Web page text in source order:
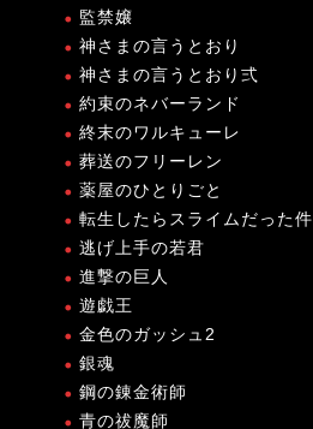
監禁嬢
神さまの言うとおり
神さまの言うとおり弍
約束のネバーランド
終末のワルキューレ
葬送のフリーレン
薬屋のひとりごと
転生したらスライムだった件
逃げ上手の若君
進撃の巨人
遊戯王
金色のガッシュ2
銀魂
鋼の錬金術師
青の祓魔師